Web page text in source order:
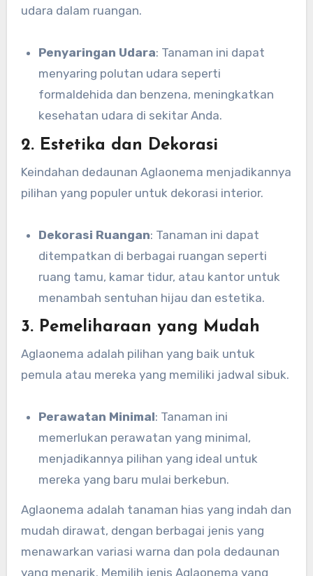
udara dalam ruangan.
Penyaringan Udara: Tanaman ini dapat
menyaring polutan udara seperti
formaldehida dan benzena, meningkatkan
kesehatan udara di sekitar Anda.
2. Estetika dan Dekorasi
Keindahan dedaunan Aglaonema menjadikannya
pilihan yang populer untuk dekorasi interior.
Dekorasi Ruangan: Tanaman ini dapat
ditempatkan di berbagai ruangan seperti
ruang tamu, kamar tidur, atau kantor untuk
menambah sentuhan hijau dan estetika.
3. Pemeliharaan yang Mudah
Aglaonema adalah pilihan yang baik untuk
pemula atau mereka yang memiliki jadwal sibuk.
Perawatan Minimal: Tanaman ini
memerlukan perawatan yang minimal,
menjadikannya pilihan yang ideal untuk
mereka yang baru mulai berkebun.
Aglaonema adalah tanaman hias yang indah dan
mudah dirawat, dengan berbagai jenis yang
menawarkan variasi warna dan pola dedaunan
yang menarik. Memilih jenis Aglaonema yang